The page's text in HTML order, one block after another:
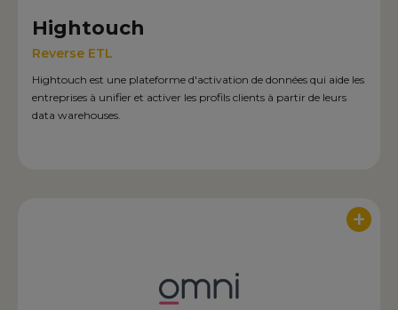
Hightouch
Reverse ETL
Hightouch est une plateforme d'activation de données qui aide les
entreprises à unifier et activer les profils clients à partir de leurs
data warehouses.
+